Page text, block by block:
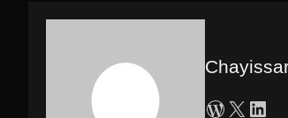
WordPress X LinkedIn